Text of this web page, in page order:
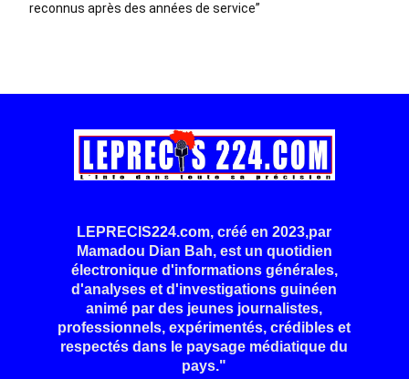
reconnus après des années de service”
LEPRECIS224.com, créé en 2023,par
Mamadou Dian Bah, est un quotidien
électronique d'informations générales,
d'analyses et d'investigations guinéen
animé par des jeunes journalistes,
professionnels, expérimentés, crédibles et
respectés dans le paysage médiatique du
pays."